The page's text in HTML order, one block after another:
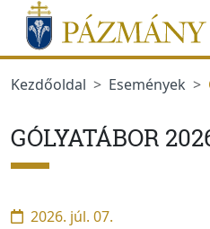
Ugrás a menüre
Ugrás a tartalomra
Kezdőoldal
Események
GÓLYATÁBOR
2026. júl. 07.